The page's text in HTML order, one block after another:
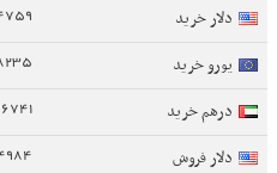
دلار خرید
یورو خرید
درهم خرید 6741
دلار فروش